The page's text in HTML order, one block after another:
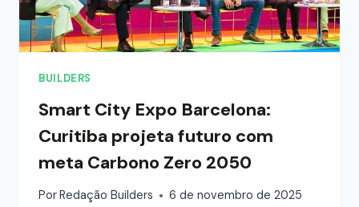
BUILDERS
Smart City Expo Barcelona:
Curitiba projeta futuro com
meta Carbono Zero 2050
PorRedação Builders 6 de novembro de 2025